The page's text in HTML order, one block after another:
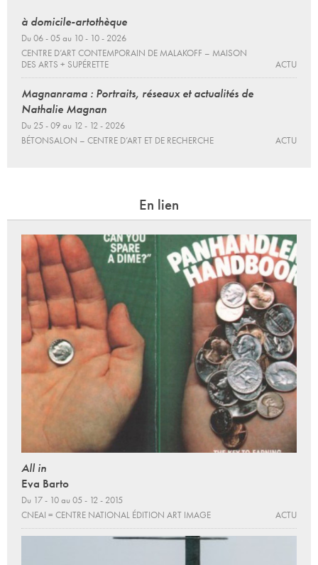
à domicile-artothèque
Du 06 - 05 au 10 - 10 - 2026
CENTRE D’ART CONTEMPORAIN DE MALAKOFF – MAISON
DES ARTS + SUPÉRETTE
ACTU
Magnanrama : Portraits, réseaux et actualités de
Nathalie Magnan
Du 25 - 09 au 12 - 12 - 2026
BÉTONSALON – CENTRE D’ART ET DE RECHERCHE
ACTU
En lien
All in
Eva Barto
Du 17 - 10 au 05 - 12 - 2015
CNEAI = CENTRE NATIONAL ÉDITION ART IMAGE
ACTU